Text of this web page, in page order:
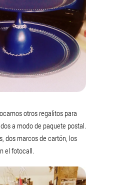
otros regalitos para
a modo de paquete postal.
dos marcos de cartón, los
el fotocall.